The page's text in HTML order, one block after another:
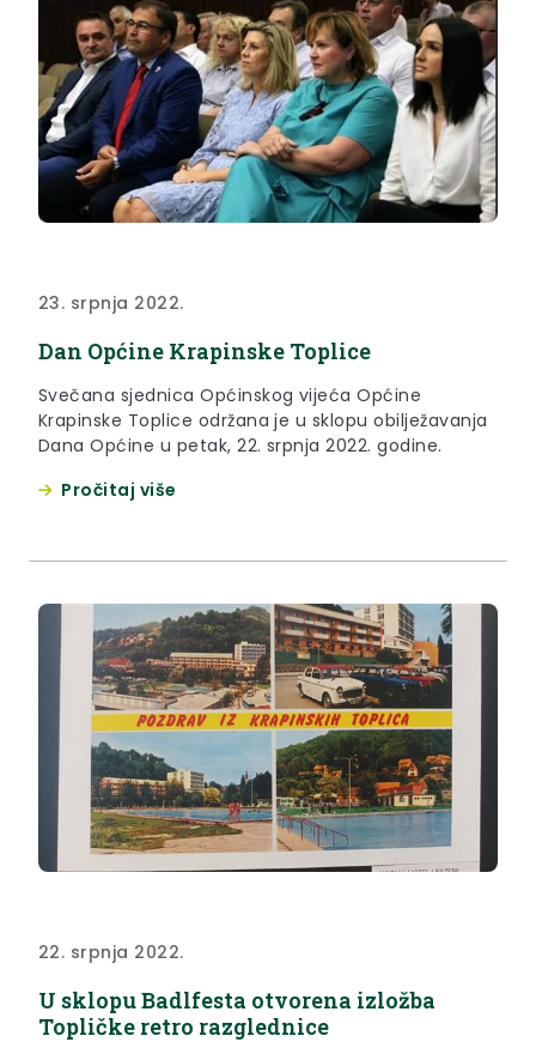
23. srpnja 2022.
Dan Općine Krapinske Toplice
Svečana sjednica Općinskog vijeća Općine
Krapinske Toplice održana je u sklopu obilježavanja
Dana Općine u petak, 22. srpnja 2022. godine.
Pročitaj više
22. srpnja 2022.
U sklopu Badlfesta otvorena izložba
Topličke retro razglednice